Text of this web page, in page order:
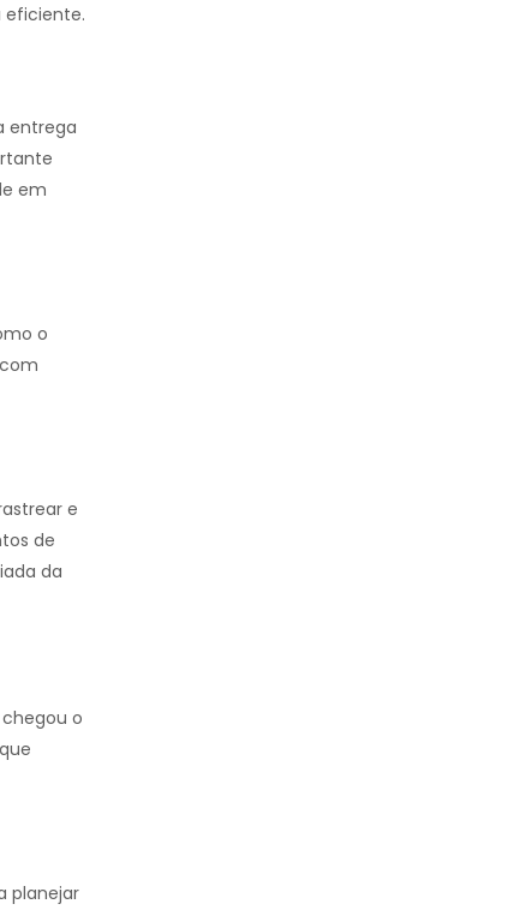
eficiente.
entrega
em
o
e
de
da
o
planejar